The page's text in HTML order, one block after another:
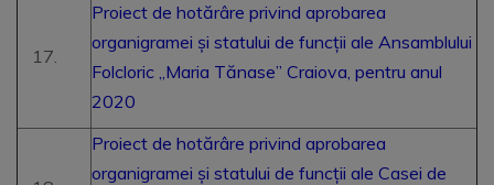
Proiect de hotărâre privind aprobarea
organigramei și statului de funcții ale Ansamblului
Folcloric „Maria Tănase” Craiova, pentru anul
2020
Proiect de hotărâre privind aprobarea
organigramei și statului de funcții ale Casei de